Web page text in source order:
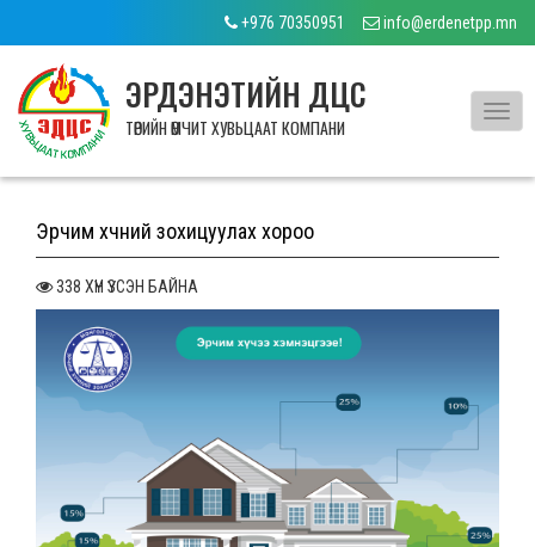
+976 70350951 info@erdenetpp.mn
ЭРДЭНЭТИЙН ДЦС
ТӨРИЙН ӨМЧИТ ХУВЬЦААТ КОМПАНИ
Эрчим хүчний зохицуулах хороо
338 ХҮН ҮЗСЭН БАЙНА